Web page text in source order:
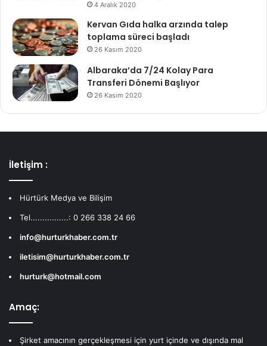
4 Aralık 2020
Kervan Gıda halka arzında talep
toplama süreci başladı
26 Kasım 2020
Albaraka’da 7/24 Kolay Para
Transferi Dönemi Başlıyor
26 Kasım 2020
İletişim :
Hürtürk Medya ve Bilişim
Tel................: 0 266 338 24 66
info@hurturkhaber.com.tr
iletisim@hurturkhaber.com.tr
hurturk@hotmail.com
Amaç:
Şirket amacının gerçekleşmesi için yurt içinde ve dışında mal